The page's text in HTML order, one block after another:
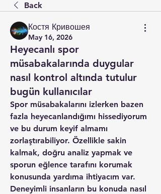
Back
Костя Кривошея
May 16, 2026
Heyecanlı spor
müsabakalarında duygular
nasıl kontrol altında tutulur
bugün kullanıcılar
Spor müsabakalarını izlerken bazen
fazla heyecanlandığımı hissediyorum
ve bu durum keyif almamı
zorlaştırabiliyor. Özellikle sakin
kalmak, doğru analiz yapmak ve
sporun eğlence tarafını korumak
konusunda yardıma ihtiyacım var.
Deneyimli insanların bu konuda nasıl